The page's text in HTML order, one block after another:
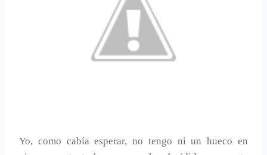
Yo, como cabía esperar, no tengo ni un hueco en